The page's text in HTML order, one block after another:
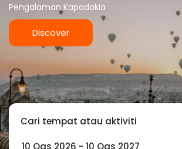
Pengalaman Kapadokia
Discover
Cari tempat atau aktiviti